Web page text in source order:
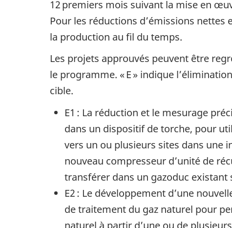
12 premiers mois suivant la mise en
Pour les réductions d’émissions
la production au fil du temps.
Les projets approuvés peuvent être
le programme. « E » indique
cible.
E1 : La réduction et le mesurage
dans un dispositif de torche, pour
vers un ou plusieurs sites dans une
nouveau compresseur d’unité de
transférer dans un gazoduc existant
E2 : Le développement d’une
de traitement du gaz naturel pour
naturel à partir d’une ou de